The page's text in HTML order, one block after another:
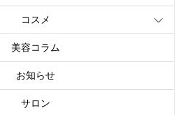
コスメ
美容コラム
お知らせ
サロン